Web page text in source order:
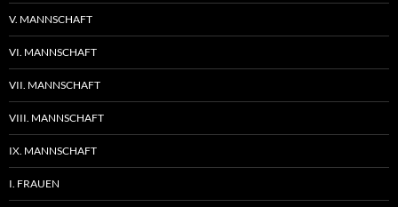
V. MANNSCHAFT
VI. MANNSCHAFT
VII. MANNSCHAFT
VIII. MANNSCHAFT
IX. MANNSCHAFT
I. FRAUEN